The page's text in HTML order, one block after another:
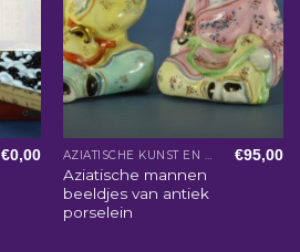
€0,00 AZIATISCHE KUNST EN WOONACCESSOIRES
Aziatische mannen
beeldjes van antiek
porselein
€95,00